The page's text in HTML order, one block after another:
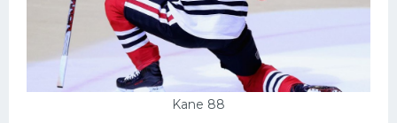
Kane 88